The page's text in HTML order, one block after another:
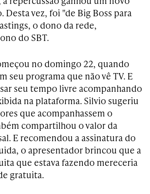
Desta vez, foi "de Big Boss para
o dono da rede,
do SBT.
no domingo 22, quando
seu programa que não vê TV. E
seu tempo livre acompanhando
na plataforma. Silvio sugeriu
que acompanhassem o
compartilhou o valor da
E recomendou a assinatura do
o apresentador brincou que a
que estava fazendo mereceria
gratuita.